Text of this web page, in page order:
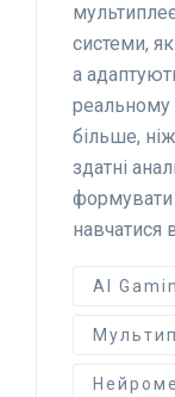
системи,
а
реальному
більше,
здатні
формувати
навчатися
AI